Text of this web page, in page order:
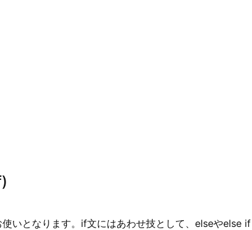
いとなります。if文にはあわせ技として、elseやelse if